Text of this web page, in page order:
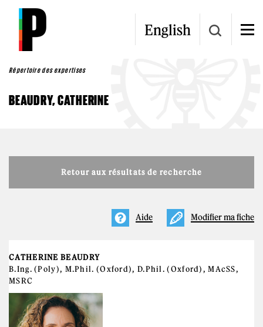
Aller au contenu principal
English
Répertoire des expertises
BEAUDRY, CATHERINE
Retour aux résultats de recherche
Modifier ma fiche
Aide
CATHERINE BEAUDRY
B.Ing. (Poly), M.Phil. (Oxford), D.Phil. (Oxford), MAcSS,
MSRC